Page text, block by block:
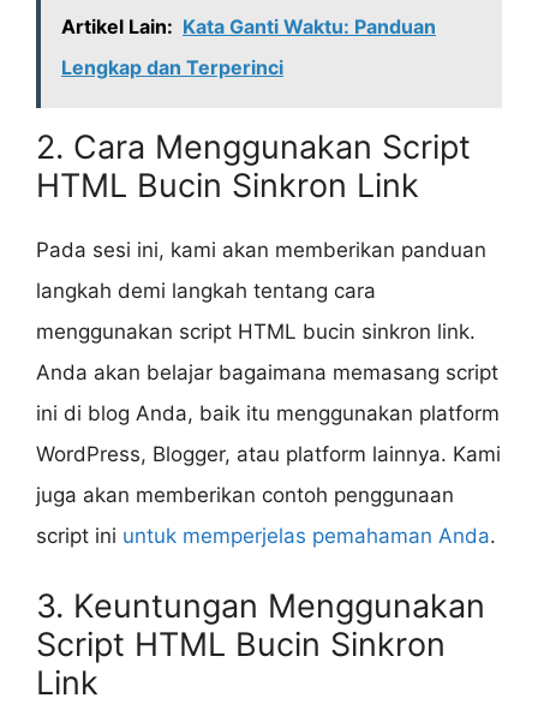
Artikel Lain: Kata Ganti Waktu: Panduan
Lengkap dan Terperinci
2. Cara Menggunakan Script
HTML Bucin Sinkron Link
Pada sesi ini, kami akan memberikan panduan
langkah demi langkah tentang cara
menggunakan script HTML bucin sinkron link.
Anda akan belajar bagaimana memasang script
ini di blog Anda, baik itu menggunakan platform
WordPress, Blogger, atau platform lainnya. Kami
juga akan memberikan contoh penggunaan
script ini untuk memperjelas pemahaman Anda.
3. Keuntungan Menggunakan
Script HTML Bucin Sinkron
Link